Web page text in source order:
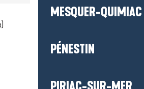
MESQUER-QUIMIAC
PÉNESTIN